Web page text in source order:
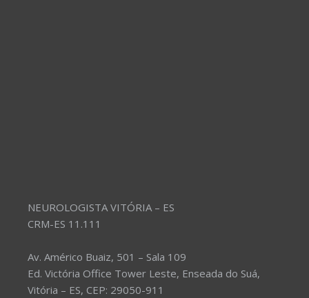
NEUROLOGISTA VITÓRIA – ES
CRM-ES 11.111
Av. Américo Buaiz, 501 – Sala 109
Ed. Victória Office Tower Leste, Enseada do Suá,
Vitória – ES, CEP: 29050-911